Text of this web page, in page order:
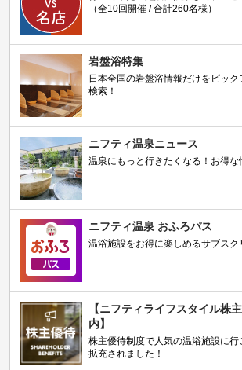
（全10回開催 / 合計260名様）
岩盤浴特集
日本全国の岩盤浴情報だけをピッ
検索！
ニフティ温泉ニュース
温泉にもっと行きたくなる！お得な
ニフティ温泉 おふろパス
温浴施設をお得に楽しめるサブスク
【ニフティライフスタイル株
内】
株主優待制度で人気の温浴施設に
拡充されました！